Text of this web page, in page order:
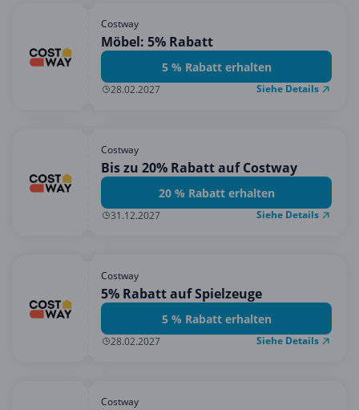
Costway
Möbel: 5% Rabatt
5 % Rabatt erhalten
28.02.2027 Siehe Details
Costway
Bis zu 20% Rabatt auf Costway
20 % Rabatt erhalten
31.12.2027 Siehe Details
Costway
5% Rabatt auf Spielzeuge
5 % Rabatt erhalten
28.02.2027 Siehe Details
Costway